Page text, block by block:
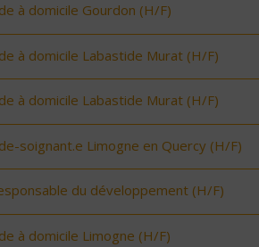
à domicile Gourdon (H/F)
à domicile Labastide Murat (H/F)
à domicile Labastide Murat (H/F)
soignant.e Limogne en Quercy (H/F)
du développement (H/F)
à domicile Limogne (H/F)